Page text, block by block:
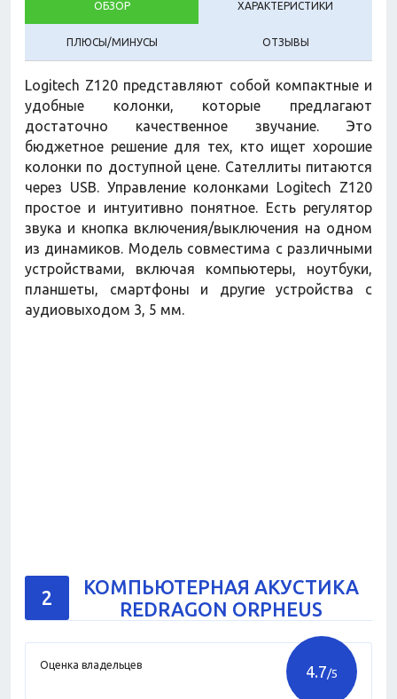
ОБЗОР ХАРАКТЕРИСТИКИ
ПЛЮСЫ/МИНУСЫ ОТЗЫВЫ
Logitech Z120 представляют собой компактные и
удобные колонки, которые предлагают
достаточно качественное звучание. Это
бюджетное решение для тех, кто ищет хорошие
колонки по доступной цене. Сателлиты питаются
через USB. Управление колонками Logitech Z120
простое и интуитивно понятное. Есть регулятор
звука и кнопка включения/выключения на одном
из динамиков. Модель совместима с различными
устройствами, включая компьютеры, ноутбуки,
планшеты, смартфоны и другие устройства с
аудиовыходом 3, 5 мм.
2
КОМПЬЮТЕРНАЯ АКУСТИКА
REDRAGON ORPHEUS
Оценка владельцев 4.7/5